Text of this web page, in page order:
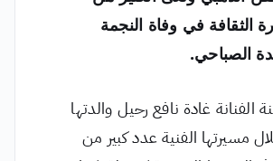
الثقافة في وفاة النجمة
الصباحي.
غادة نافع رحيل والدتها
مسيرتها الفنية عدد كبير من